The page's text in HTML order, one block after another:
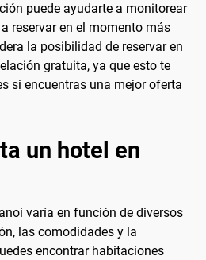
puede ayudarte a monitorear
reservar en el momento más
la posibilidad de reservar en
gratuita, ya que esto te
si encuentras una mejor oferta
un hotel en
varía en función de diversos
las comodidades y la
encontrar habitaciones